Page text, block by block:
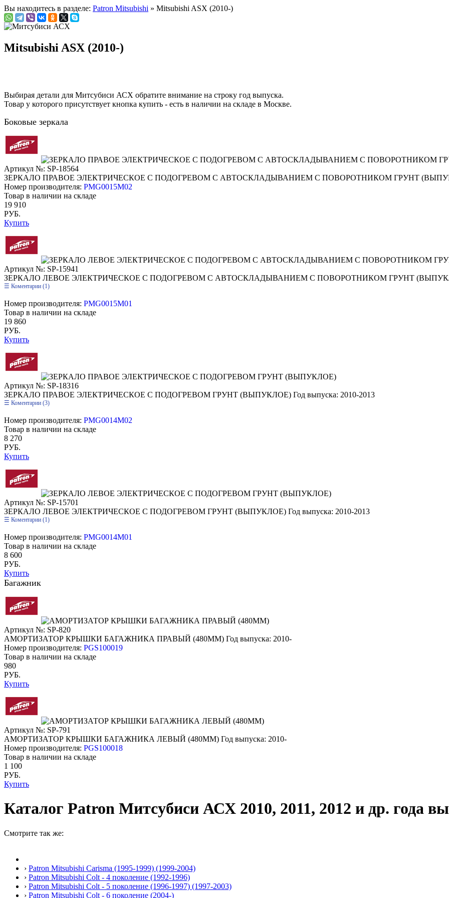
Вы находитесь в разделе: Patron Mitsubishi » Mitsubishi ASX (2010-)
Mitsubishi ASX (2010-)
Выбирая детали для Митсубиси АСХ обратите внимание на строку год выпуска.
Товар у которого присутствует кнопка купить - есть в наличии на складе в Москве.
Боковые зеркала
Артикул №: SP-18564
ЗЕРКАЛО ПРАВОЕ ЭЛЕКТРИЧЕСКОЕ С ПОДОГРЕВОМ С АВТОСКЛАДЫВАНИЕМ С ПОВОРОТНИКОМ ГРУНТ
Номер производителя: PMG0015M02
Товар в наличии на складе
19 910
РУБ.
Купить
Артикул №: SP-15941
ЗЕРКАЛО ЛЕВОЕ ЭЛЕКТРИЧЕСКОЕ С ПОДОГРЕВОМ С АВТОСКЛАДЫВАНИЕМ С ПОВОРОТНИКОМ ГРУНТ
Коментарии (1)
Номер производителя: PMG0015M01
Товар в наличии на складе
19 860
РУБ.
Купить
Артикул №: SP-18316
ЗЕРКАЛО ПРАВОЕ ЭЛЕКТРИЧЕСКОЕ С ПОДОГРЕВОМ ГРУНТ (ВЫПУКЛОЕ) Год выпуска: 2010-2013
Коментарии (3)
Номер производителя: PMG0014M02
Товар в наличии на складе
8 270
РУБ.
Купить
Артикул №: SP-15701
ЗЕРКАЛО ЛЕВОЕ ЭЛЕКТРИЧЕСКОЕ С ПОДОГРЕВОМ ГРУНТ (ВЫПУКЛОЕ) Год выпуска: 2010-2013
Коментарии (1)
Номер производителя: PMG0014M01
Товар в наличии на складе
8 600
РУБ.
Купить
Багажник
Артикул №: SP-820
АМОРТИЗАТОР КРЫШКИ БАГАЖНИКА ПРАВЫЙ (480ММ) Год выпуска: 2010-
Номер производителя: PGS100019
Товар в наличии на складе
980
РУБ.
Купить
Артикул №: SP-791
АМОРТИЗАТОР КРЫШКИ БАГАЖНИКА ЛЕВЫЙ (480ММ) Год выпуска: 2010-
Номер производителя: PGS100018
Товар в наличии на складе
1 100
РУБ.
Купить
Каталог Patron Митсубиси АСХ 2010, 2011, 2012 и др. года
Смотрите так же:
› Patron Mitsubishi Carisma (1995-1999) (1999-2004)
› Patron Mitsubishi Colt - 4 поколение (1992-1996)
› Patron Mitsubishi Colt - 5 поколение (1996-1997) (1997-2003)
› Patron Mitsubishi Colt - 6 поколение (2004-)